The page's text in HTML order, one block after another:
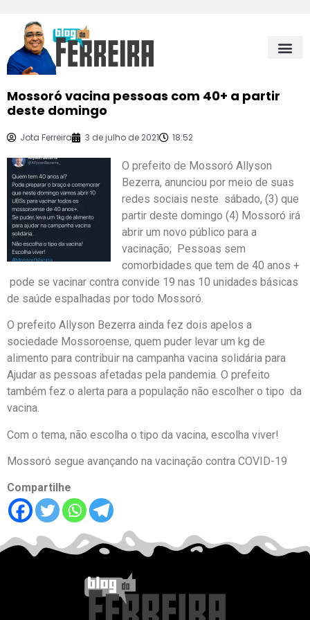
Mossoró vacina pessoas com 40+ a partir
deste domingo
Jota Ferreira 3 de julho de 2021 18:52
O prefeito de Mossoró Allyson
Bezerra, anunciou por meio de suas
redes sociais neste sábado, (3) que
partir deste domingo (4) Mossoró irá
abrir um novo público para a
vacinação; Pessoas sem
comorbidades que tem de 40 anos +
pode se vacinar contra convide 19 nas 10 unidades básicas
de saúde espalhadas por todo Mossoró.
O prefeito Allyson Bezerra ainda fez dois apelos a
sociedade Mossoroense, quem puder levar um kg de
alimento para contribuir na campanha vacina solidária para
Ajudar as pessoas afetadas pela pandemia. O prefeito
também fez o alerta para a população não escolher o tipo da
vacina.
Com o tema, não escolha o tipo da vacina, escolha viver!
Mossoró segue avançando na vacinação contra COVID-19
Compartilhe